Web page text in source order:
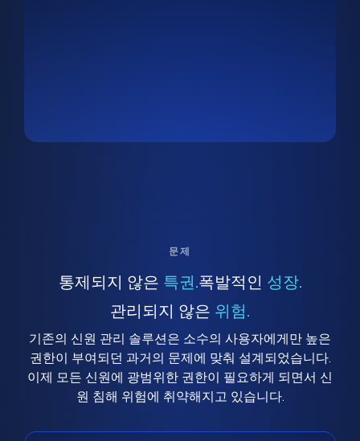
문제
통제되지 않은 특권. 폭발적인 성장.
관리되지 않은 위험.
기존의 신원 관리 솔루션은 소수의 사용자에게만 높은
권한이 부여되던 과거의 문제에 맞춰 설계되었습니다.
이제 모든 신원에 광범위한 권한이 필요하게 되면서 신
원 침해 위험에 취약해지고 있습니다.